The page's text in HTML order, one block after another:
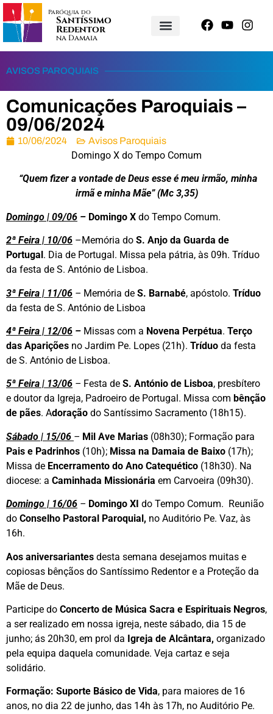
Paróquia do
Santíssimo
Redentor
na Damaia
AVISOS PAROQUIAIS
Comunicações Paroquiais –
09/06/2024
10/06/2024 Avisos Paroquiais
Domingo X do Tempo Comum
“Quem fizer a vontade de Deus esse é meu irmão, minha
irmã e minha Mãe” (Mc 3,35)
Domingo | 09/06 – Domingo X do Tempo Comum.
2ª Feira | 10/06 –Memória do S. Anjo da Guarda de
Portugal . Dia de Portugal. Missa pela pátria, às 09h. Tríduo
da festa de S. António de Lisboa.
3ª Feira | 11/06 – Memória de S. Barnabé, apóstolo. Tríduo
da festa de S. António de Lisboa
4ª Feira | 12/06 – Missas com a Novena Perpétua. Terço
das Aparições no Jardim Pe. Lopes (21h). Tríduo da festa
de S. António de Lisboa.
5ª Feira | 13/06 – Festa de S. António de Lisboa, presbítero
e doutor da Igreja, Padroeiro de Portugal. Missa com bênção
de pães. Adoração do Santíssimo Sacramento (18h15).
Sábado | 15/06 – Mil Ave Marias (08h30); Formação para
Pais e Padrinhos (10h); Missa na Damaia de Baixo (17h);
Missa de Encerramento do Ano Catequético (18h30). Na
diocese: a Caminhada Missionária em Carvoeira (09h30).
Domingo | 16/06 – Domingo XI do Tempo Comum. Reunião
do Conselho Pastoral Paroquial, no Auditório Pe. Vaz, às
16h.
Aos aniversariantes desta semana desejamos muitas e
copiosas bênçãos do Santíssimo Redentor e a Proteção da
Mãe de Deus.
Participe do Concerto de Música Sacra e Espirituais Negros,
a ser realizado em nossa igreja, neste sábado, dia 15 de
junho; ás 20h30, em prol da Igreja de Alcântara, organizado
pela equipa daquela comunidade. Veja cartaz e seja
solidário.
Formação: Suporte Básico de Vida, para maiores de 16
anos, no dia 22 de junho, das 14h às 17h, no Auditório Pe.